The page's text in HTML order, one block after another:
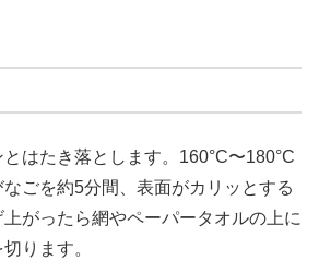
はたき落とします。160°C〜180°C
ごを約5分間、表面がカリッとする
がったら網やペーパータオルの上に
ります。